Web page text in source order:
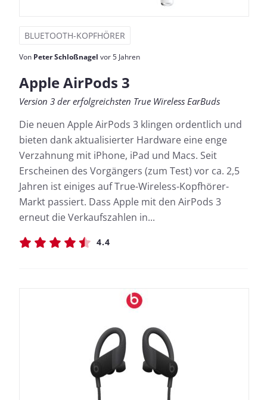
BLUETOOTH-KOPFHÖRER
Von Peter Schloßnagel vor 5 Jahren
Apple AirPods 3
Version 3 der erfolgreichsten True Wireless EarBuds
Die neuen Apple AirPods 3 klingen ordentlich und
bieten dank aktualisierter Hardware eine enge
Verzahnung mit iPhone, iPad und Macs. Seit
Erscheinen des Vorgängers (zum Test) vor ca. 2,5
Jahren ist einiges auf True-Wireless-Kopfhörer-
Markt passiert. Dass Apple mit den AirPods 3
erneut die Verkaufszahlen in...
4.4